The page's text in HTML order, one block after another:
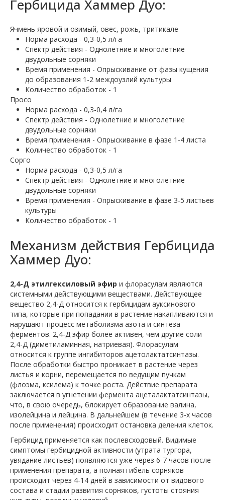
Гербицида Хаммер Дуо:
Ячмень яровой и озимый, овес, рожь, тритикале
Норма расхода - 0,3-0,5 л/га
Спектр действия - Однолетние и многолетние
двудольные сорняки
Время применения - Опрыскивание от фазы кущения
до образования 1-2 междоузлий культуры
Количество обработок - 1
Просо
Норма расхода - 0,3-0,4 л/га
Спектр действия - Однолетние и многолетние
двудольные сорняки
Время применения - Опрыскивание в фазе 1-4 листа
Количество обработок - 1
Сорго
Норма расхода - 0,3-0,5 л/га
Спектр действия - Однолетние и многолетние
двудольные сорняки
Время применения - Опрыскивание в фазе 3-5 листьев
культуры
Количество обработок - 1
Механизм действия Гербицида
Хаммер Дуо:
2,4-Д этилгексиловый эфир и флорасулам являются
системными действующими веществами. Действующее
вещество 2,4-Д относится к гербицидам ауксинового
типа, которые при попадании в растение накапливаются и
нарушают процесс метаболизма азота и синтеза
ферментов. 2,4-Д эфир более активен, чем другие соли
2,4-Д (диметиламинная, натриевая). Флорасулам
относится к группе ингибиторов ацетолактатсинтазы.
После обработки быстро проникает в растение через
листья и корни, перемещается по ведущим пучкам
(флоэма, ксилема) к точке роста. Действие препарата
заключается в угнетении фермента ацеталактатсинтазы,
что, в свою очередь, блокирует образование валина,
изолейцина и лейцина. В дальнейшем (в течение 3-х часов
после применения) происходит остановка деления клеток.
Гербицид применяется как послевсходовый. Видимые
симптомы гербицидной активности (утрата тургора,
увядание листьев) появляются уже через 6-7 часов после
применения препарата, а полная гибель сорняков
происходит через 4-14 дней в зависимости от видового
состава и стадии развития сорняков, густоты стояния